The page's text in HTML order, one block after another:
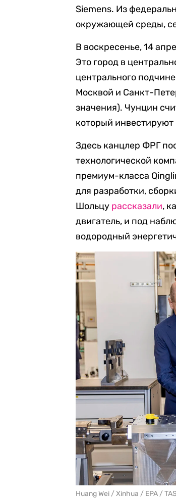
Siemens. Из
окружающей среды,
В воскресенье, 14
Это город в
центрального
Москвой и Санкт-
значения). Чунцин
который
Здесь канцлер ФРГ
технологической
премиум-класса
для разработки,
Шольцу рассказали,
двигатель, и под
водородный
Huang Wei / Xinhua / EPA /